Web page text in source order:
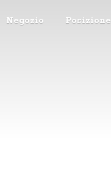
Negozio Posizione